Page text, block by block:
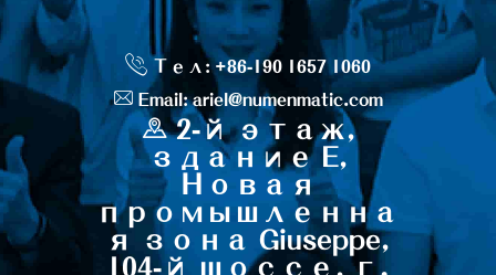
Тел: +86-190 1657 1060
Email: ariel@numenmatic.com
2-й этаж,
здание E,
Новая
промышленна
я зона Giuseppe,
104-й шоссе, г.